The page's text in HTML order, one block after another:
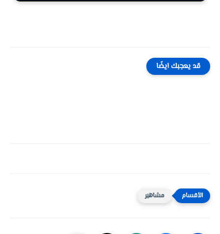
قد يعجبك ايضًا
مشاهير